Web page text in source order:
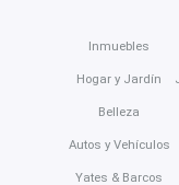
Inmuebles
Hogar y Jardín
Belleza
Autos y Vehículos
Yates & Barcos